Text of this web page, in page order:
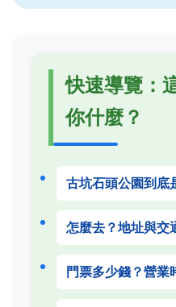
快速導覽：
你什麼？
古坑石頭公園到底
怎麼去？地址與交
門票多少錢？營業